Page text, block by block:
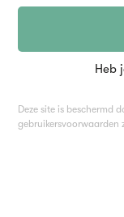
Deze site is beschermd
gebruikersvoorwaarden
Heb